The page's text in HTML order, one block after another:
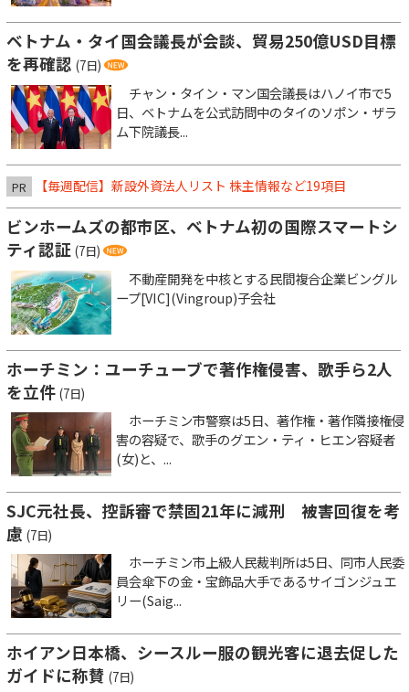
ベトナム・タイ国会議長が会談、貿易250億USD目標
を再確認 (7日)
チャン・タイン・マン国会議長はハノイ市で5
日、ベトナムを公式訪問中のタイのソポン・ザラ
ム下院議長...
PR 【毎週配信】新設外資法人リスト 株主情報など19項目
ビンホームズの都市区、ベトナム初の国際スマートシ
ティ認証 (7日)
不動産開発を中核とする民間複合企業ビングル
ープ[VIC](Vingroup)子会社
ホーチミン：ユーチューブで著作権侵害、歌手ら2人
を立件 (7日)
ホーチミン市警察は5日、著作権・著作隣接権侵
害の容疑で、歌手のグエン・ティ・ヒエン容疑者
(女)と、...
SJC元社長、控訴審で禁固21年に減刑 被害回復を考
慮 (7日)
ホーチミン市上級人民裁判所は5日、同市人民委
員会傘下の金・宝飾品大手であるサイゴンジュエ
リー(Saig...
ホイアン日本橋、シースルー服の観光客に退去促した
ガイドに称賛 (7日)